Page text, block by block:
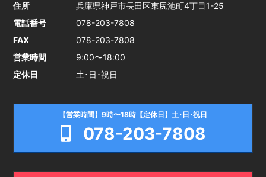
住所
兵庫県神戸市長田区東尻池町4丁目1-25
電話番号
078-203-7808
FAX
078-203-7808
営業時間
9:00〜18:00
定休日
土･日･祝日
【営業時間】9時〜18時【定休日】土･日･祝日
078-203-7808